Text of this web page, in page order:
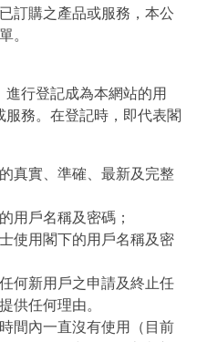
訂購之產品或服務，本公
。
行登記成為本網站的用
務。在登記時，即代表閣
真實、準確、最新及完整
用戶名稱及密碼；
使用閣下的用戶名稱及密
何新用戶之申請及終止任
供任何理由。
間內一直沒有使用（目前